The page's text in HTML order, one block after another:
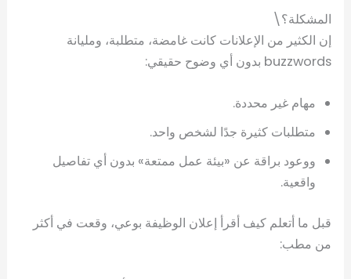
المشكلة؟\
إن الكثير من الإعلانات كانت غامضة، متطلبة، ومليانة
buzzwords بدون أي وضوح حقيقي:
مهام غير محددة.
متطلبات كثيرة جدًا لشخص واحد.
ووعود براقة عن «بيئة عمل ممتعة» بدون أي تفاصيل
واقعية.
قبل ما أتعلم كيف أقرأ إعلان الوظيفة بوعي، وقعت في أكثر
من مطب: